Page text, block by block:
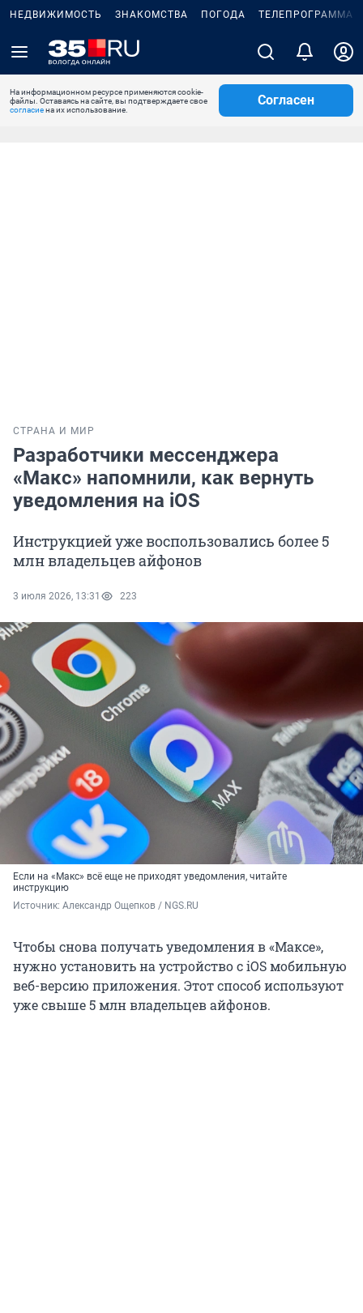
НЕДВИЖИМОСТЬ ЗНАКОМСТВА ПОГОДА ТЕЛЕПРОГРАММА
На информационном ресурсе применяются cookie-
файлы. Оставаясь на сайте, вы подтверждаете свое
согласиена их использование.
Согласен
СТРАНА И МИР
Разработчики мессенджера
«Макс» напомнили, как вернуть
уведомления на iOS
Инструкцией уже воспользовались более 5
млн владельцев айфонов
3 июля 2026, 13:31 223
Если на «Макс» всё еще не приходят уведомления, читайте
инструкцию
Источник: Александр Ощепков / NGS.RU
Чтобы снова получать уведомления в «Максе»,
нужно установить на устройство с iOS мобильную
веб-версию приложения. Этот способ используют
уже свыше 5 млн владельцев айфонов.